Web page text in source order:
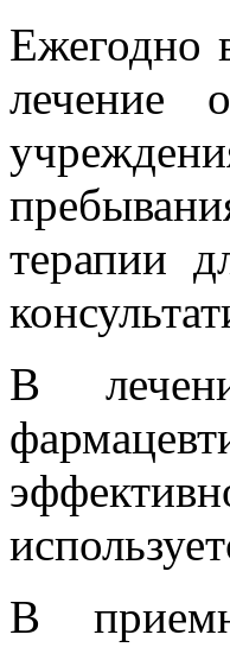
Ежегодно
лечение
терапии
В
В